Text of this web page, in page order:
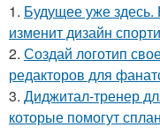
1. Будущее уже здесь.
изменит дизайн
2. Создай логотип
редакторов для
3. Диджитал-тренер
которые помогут